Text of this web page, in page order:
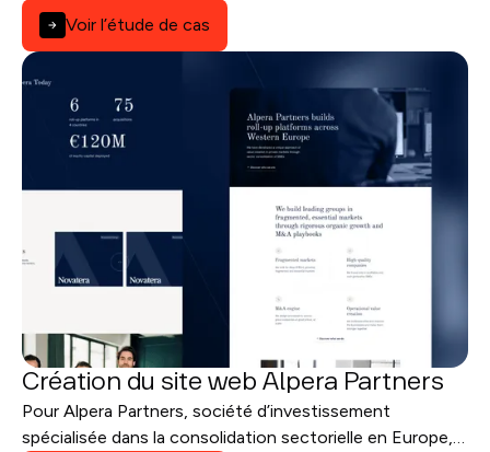
clarifier l’offre et améliorer la visibilité SEO.
Voir l’étude de cas
Création du site web Alpera Partners
Pour Alpera Partners, société d’investissement
spécialisée dans la consolidation sectorielle en Europe,